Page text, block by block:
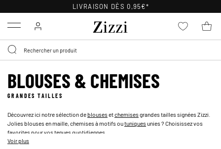
LIVRAISON DÈS 0,95€*
Menu
BLOUSES & CHEMISES
GRANDES TAILLES
Découvrez ici notre sélection deblousesetchemisesgrandes tailles signées Zizzi.
Jolies blouses en maille, chemises à motifs outuniquesunies ? Choisissez vos
favorites pour vos tenues quotidiennes.
Voir plus